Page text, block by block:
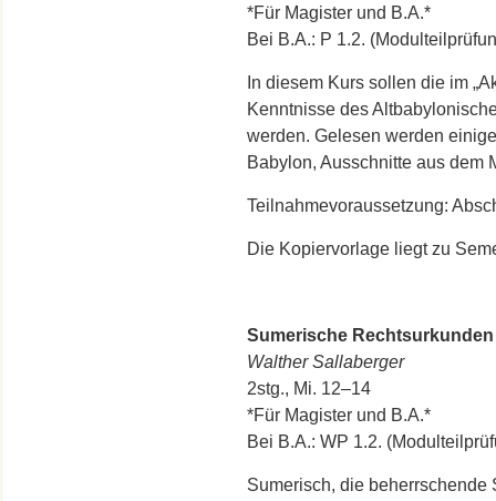
*Für Magister und B.A.*
Bei B.A.: P 1.2.
In diesem Kurs sollen die im
Kenntnisse des
werden. Gelesen werden
Babylon, Ausschnitte aus dem
Teilnahmevoraussetzung:
Die Kopiervorlage liegt zu
Sumerische
Walther Sallaberger
2stg., Mi. 12–14
*Für Magister und B.A.*
Bei B.A.: WP 1.2.
Sumerisch, die